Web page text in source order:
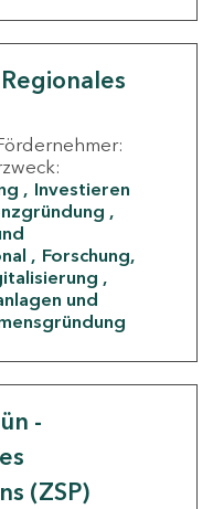
Investieren
Forschung,
und
-
(ZSP)